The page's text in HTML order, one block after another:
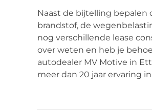
Naast de bijtelling bepalen
brandstof, de
nog verschillende lease
over weten en heb je
autodealer MV Motive in
meer dan 20 jaar ervaring